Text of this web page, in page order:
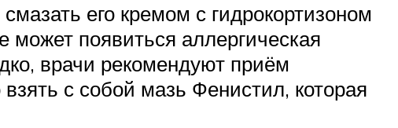
его кремом с гидрокортизоном
появиться аллергическая
врачи рекомендуют приём
с собой мазь Фенистил, которая